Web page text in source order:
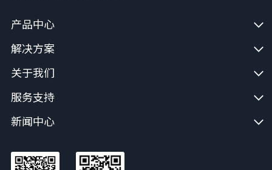
产品中心
解决方案
关于我们
服务支持
新闻中心